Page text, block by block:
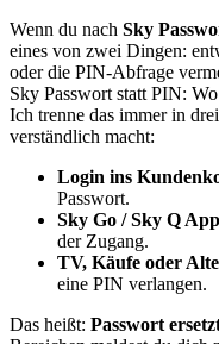
Wenn du nach Sky
eines von zwei Dingen:
oder die PIN-Abfrage
Sky Passwort statt PIN:
Ich trenne das immer in
verständlich macht:
Login ins
Passwort.
Sky Go / Sky Q App
der Zugang.
TV, Käufe oder
eine PIN verlangen.
Das heißt: Passwort